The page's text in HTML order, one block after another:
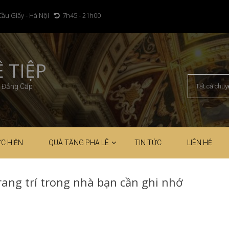
Giấy - Hà Nội 7h45 - 21h00
TIỆP
Cấp
HIỆN QUÀ TẶNG PHA LÊ TIN TỨC LIÊN HỆ
trí trong nhà bạn cần ghi nhớ